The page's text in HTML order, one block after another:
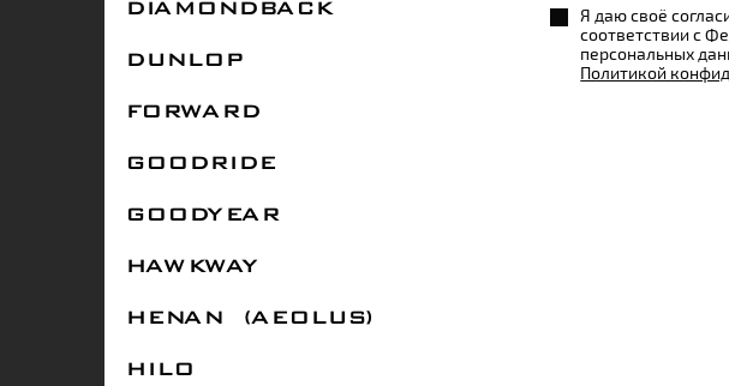
DIAMONDBACK
DUNLOP
FORWARD
GOODRIDE
GOODYEAR
HAWKWAY
HENAN (AEOLUS)
HILO
Я даю своё
соответствии с
персональных
Политикой